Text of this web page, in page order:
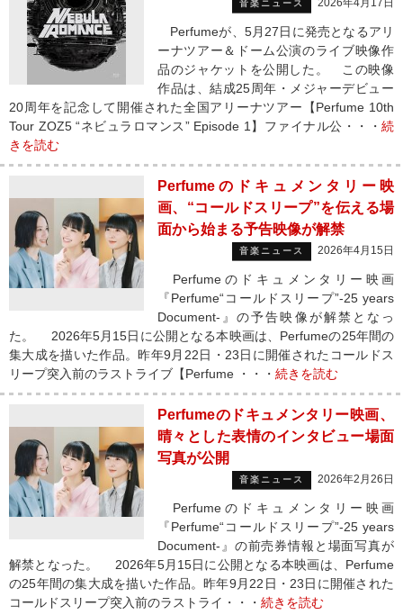
音楽ニュース 2026年4月17日
Perfumeが、5月27日に発売となるアリ
ーナツアー＆ドーム公演のライブ映像作
品のジャケットを公開した。 この映像
作品は、結成25周年・メジャーデビュー
20周年を記念して開催された全国アリーナツアー【Perfume 10th
Tour ZOZ5 “ネビュラロマンス” Episode 1】ファイナル公・・・ 続
きを読む
Perfumeのドキュメンタリー映
画、“コールドスリープ”を伝える場
面から始まる予告映像が解禁
音楽ニュース 2026年4月15日
Perfumeのドキュメンタリー映画
『Perfume“コールドスリープ”-25 years
Document-』の予告映像が解禁となっ
た。 2026年5月15日に公開となる本映画は、Perfumeの25年間の
集大成を描いた作品。昨年9月22日・23日に開催されたコールドス
リープ突入前のラストライブ【Perfume ・・・ 続きを読む
Perfumeのドキュメンタリー映画、
晴々とした表情のインタビュー場面
写真が公開
音楽ニュース 2026年2月26日
Perfumeのドキュメンタリー映画
『Perfume“コールドスリープ”-25 years
Document-』の前売券情報と場面写真が
解禁となった。 2026年5月15日に公開となる本映画は、Perfume
の25年間の集大成を描いた作品。昨年9月22日・23日に開催された
コールドスリープ突入前のラストライ・・・ 続きを読む